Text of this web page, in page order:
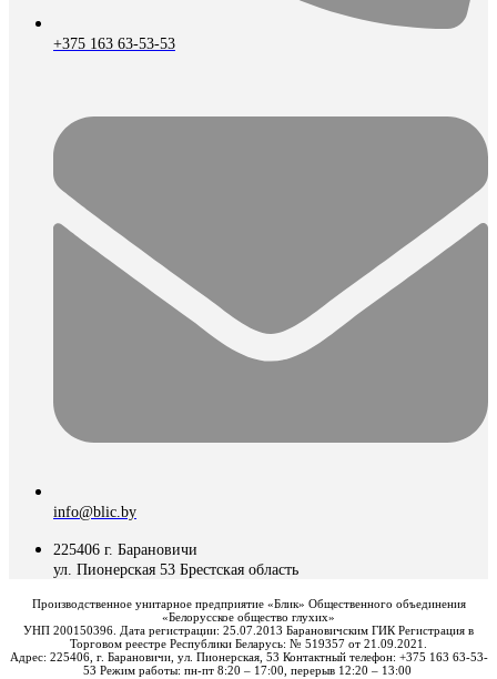
+375 163 63-53-53
info@blic.by
225406 г. Барановичи
ул. Пионерская 53 Брестская область
Производственное унитарное предприятие «Блик» Общественного объединения
«Белорусское общество глухих»
УНП 200150396. Дата регистрации: 25.07.2013 Барановичским ГИК Регистрация в
Торговом реестре Республики Беларусь: № 519357 от 21.09.2021.
Адрес: 225406, г. Барановичи, ул. Пионерская, 53 Контактный телефон: +375 163 63-53-
53 Режим работы: пн-пт 8:20 – 17:00, перерыв 12:20 – 13:00